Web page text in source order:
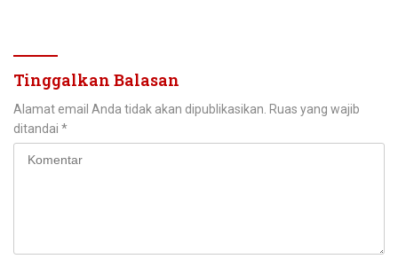
Tinggalkan Balasan
Alamat email Anda tidak akan dipublikasikan. Ruas yang wajib
ditandai *